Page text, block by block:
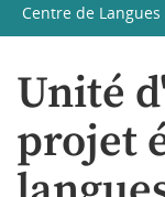
Centre de
Unité
projet